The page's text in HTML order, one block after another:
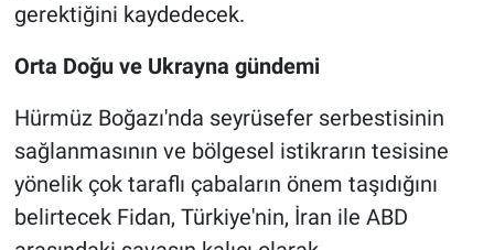
gerektiğini kaydedecek.
Orta Doğu ve Ukrayna gündemi
Hürmüz Boğazı'nda seyrüsefer serbestisinin
sağlanmasının ve bölgesel istikrarın tesisine
yönelik çok taraflı çabaların önem taşıdığını
belirtecek Fidan, Türkiye'nin, İran ile ABD